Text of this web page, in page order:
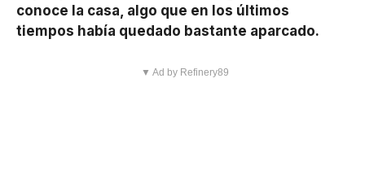
conoce la casa, algo que en los últimos
tiempos había quedado bastante aparcado.
▼ Ad by Refinery89